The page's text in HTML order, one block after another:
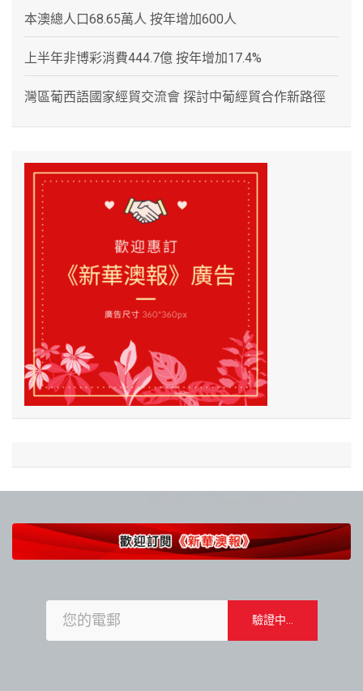
本澳總人口68.65萬人 按年增加600人
上半年非博彩消費444.7億 按年增加17.4%
灣區葡西語國家經貿交流會 探討中葡經貿合作新路徑